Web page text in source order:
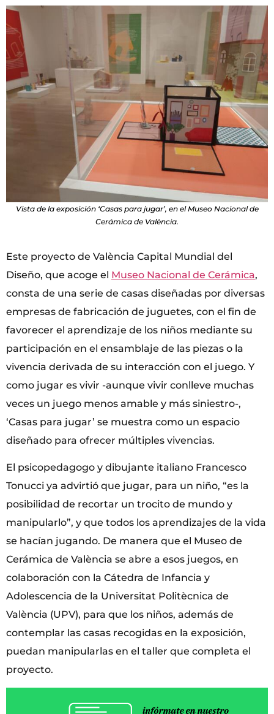
Vista de la exposición ‘Casas para jugar’, en el Museo Nacional de
Cerámica de València.
Este proyecto de València Capital Mundial del
Diseño, que acoge el Museo Nacional de Cerámica,
consta de una serie de casas diseñadas por diversas
empresas de fabricación de juguetes, con el fin de
favorecer el aprendizaje de los niños mediante su
participación en el ensamblaje de las piezas o la
vivencia derivada de su interacción con el juego. Y
como jugar es vivir -aunque vivir conlleve muchas
veces un juego menos amable y más siniestro-,
‘Casas para jugar’ se muestra como un espacio
diseñado para ofrecer múltiples vivencias.
El psicopedagogo y dibujante italiano Francesco
Tonucci ya advirtió que jugar, para un niño, “es la
posibilidad de recortar un trocito de mundo y
manipularlo”, y que todos los aprendizajes de la vida
se hacían jugando. De manera que el Museo de
Cerámica de València se abre a esos juegos, en
colaboración con la Cátedra de Infancia y
Adolescencia de la Universitat Politècnica de
València (UPV), para que los niños, además de
contemplar las casas recogidas en la exposición,
puedan manipularlas en el taller que completa el
proyecto.